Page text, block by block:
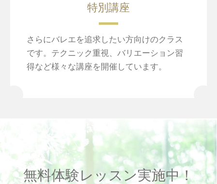
特別講座
さらにバレエを追求したい方向けのクラス
です。テクニック重視、バリエーション習
得など様々な講座を開催しています。
無料体験レッスン実施中！